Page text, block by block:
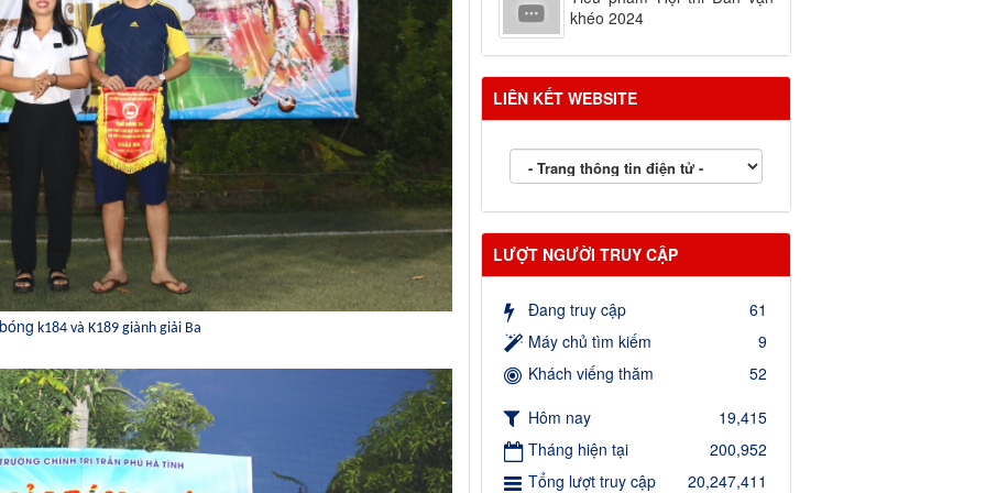
k184 và K189 giành giải Ba
khéo 2024
LIÊN KẾT WEBSITE
LƯỢT NGƯỜI TRUY CẬP
Đang truy cập
61
Máy chủ tìm kiếm
9
Khách viếng thăm
52
Hôm nay
19,415
Tháng hiện tại
200,952
Tổng lượt truy cập
20,247,411